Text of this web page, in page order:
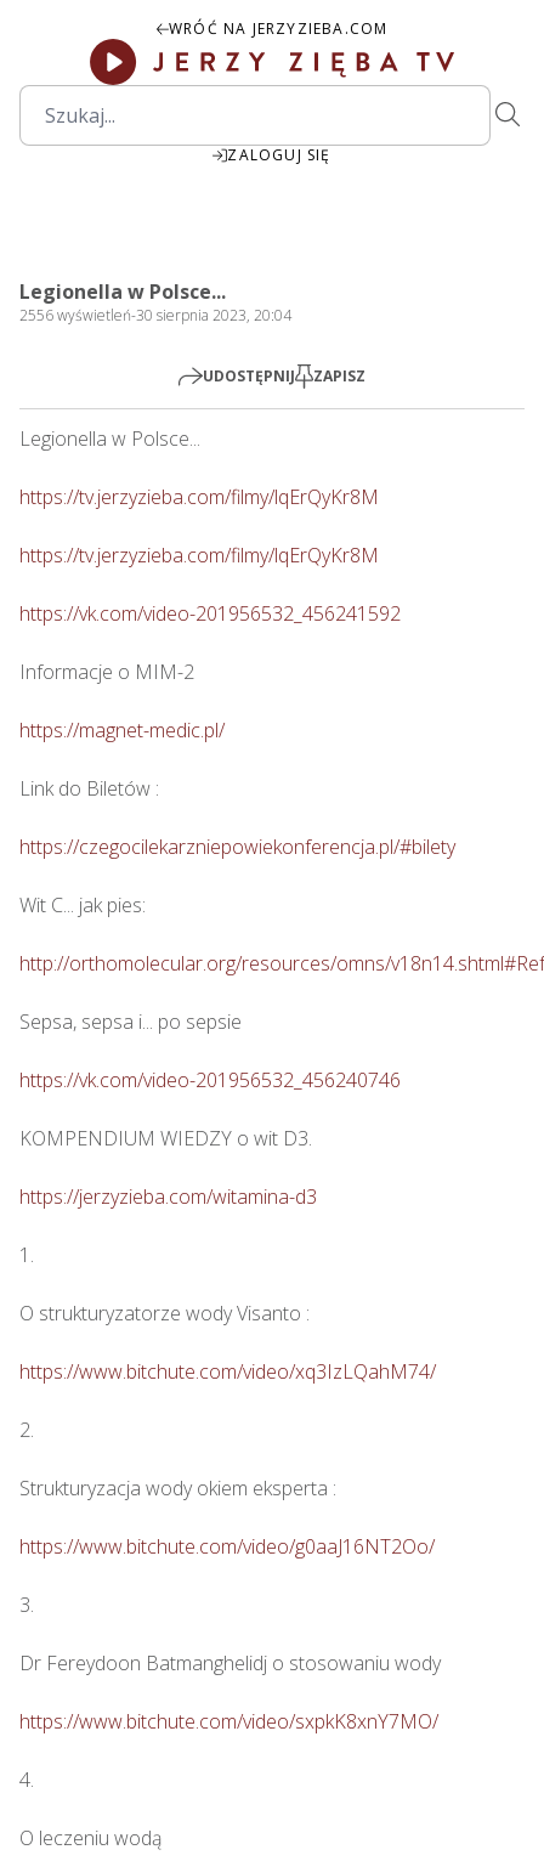
WRÓĆ NA JERZYZIEBA.COM
ZALOGUJ SIĘ
Legionella w Polsce...
2556wyświetleń-30 sierpnia 2023, 20:04
UDOSTĘPNIJ ZAPISZ
Legionella w Polsce...
https://tv.jerzyzieba.com/filmy/lqErQyKr8M
https://tv.jerzyzieba.com/filmy/lqErQyKr8M
https://vk.com/video-201956532_456241592
Informacje o MIM-2
https://magnet-medic.pl/
Link do Biletów :
https://czegocilekarzniepowiekonferencja.pl/#bilety
Wit C... jak pies:
http://orthomolecular.org/resources/omns/
Sepsa, sepsa i... po sepsie
https://vk.com/video-201956532_456240746
KOMPENDIUM WIEDZY o wit D3.
https://jerzyzieba.com/witamina-d3
1.
O strukturyzatorze wody Visanto :
https://www.bitchute.com/video/xq3IzLQahM74/
2.
Strukturyzacja wody okiem eksperta :
https://www.bitchute.com/video/g0aaJ16NT2Oo/
3.
Dr Fereydoon Batmanghelidj o stosowaniu wody
https://www.bitchute.com/video/sxpkK8xnY7MO/
4.
O leczeniu wodą